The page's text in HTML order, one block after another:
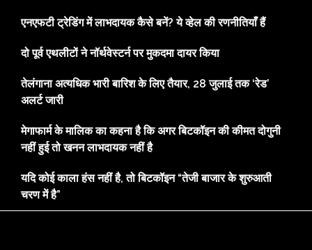
एनएफटी ट्रेडिंग में लाभदायक कैसे बनें? ये व्हेल की रणनीतियाँ हैं
दो पूर्व एथलीटों ने नॉर्थवेस्टर्न पर मुकदमा दायर किया
तेलंगाना अत्यधिक भारी बारिश के लिए तैयार, 28 जुलाई तक ‘रेड’
अलर्ट जारी
मेगाफार्म के मालिक का कहना है कि अगर बिटकॉइन की कीमत दोगुनी
नहीं हुई तो खनन लाभदायक नहीं है
यदि कोई काला हंस नहीं है, तो बिटकॉइन “तेजी बाजार के शुरुआती
चरण में है”